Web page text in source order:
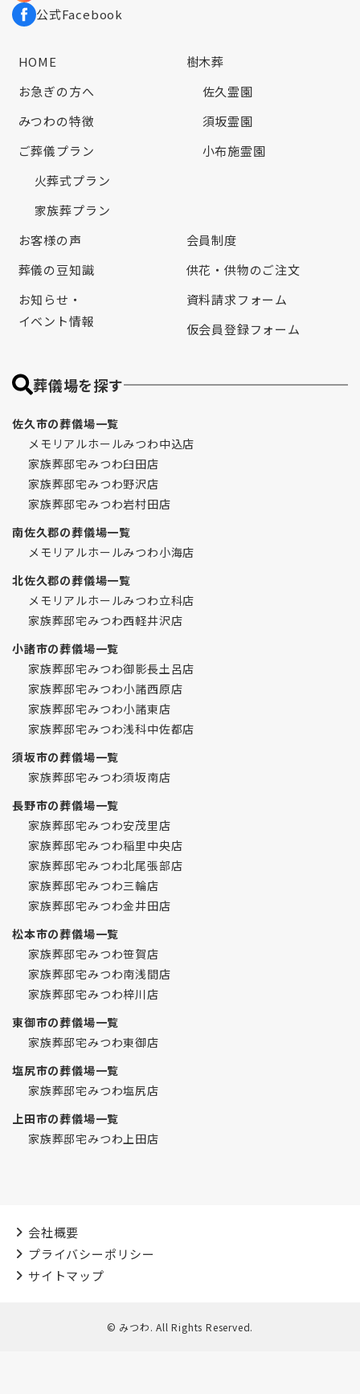
公式Facebook
HOME
お急ぎの方へ
みつわの特徴
ご葬儀プラン
火葬式プラン
家族葬プラン
樹木葬
佐久霊園
須坂霊園
小布施霊園
お客様の声
葬儀の豆知識
お知らせ・
イベント情報
会員制度
供花・供物のご注文
資料請求フォーム
仮会員登録フォーム
葬儀場を探す
佐久市の葬儀場一覧
メモリアルホールみつわ中込店
家族葬邸宅みつわ臼田店
家族葬邸宅みつわ野沢店
家族葬邸宅みつわ岩村田店
南佐久郡の葬儀場一覧
メモリアルホールみつわ小海店
北佐久郡の葬儀場一覧
メモリアルホールみつわ立科店
家族葬邸宅みつわ西軽井沢店
小諸市の葬儀場一覧
家族葬邸宅みつわ御影長土呂店
家族葬邸宅みつわ小諸西原店
家族葬邸宅みつわ小諸東店
家族葬邸宅みつわ浅科中佐都店
須坂市の葬儀場一覧
家族葬邸宅みつわ須坂南店
長野市の葬儀場一覧
家族葬邸宅みつわ安茂里店
家族葬邸宅みつわ稲里中央店
家族葬邸宅みつわ北尾張部店
家族葬邸宅みつわ三輪店
家族葬邸宅みつわ金井田店
松本市の葬儀場一覧
家族葬邸宅みつわ笹賀店
家族葬邸宅みつわ南浅間店
家族葬邸宅みつわ梓川店
東御市の葬儀場一覧
家族葬邸宅みつわ東御店
塩尻市の葬儀場一覧
家族葬邸宅みつわ塩尻店
上田市の葬儀場一覧
家族葬邸宅みつわ上田店
会社概要
プライバシーポリシー
サイトマップ
© みつわ. All Rights Reserved.